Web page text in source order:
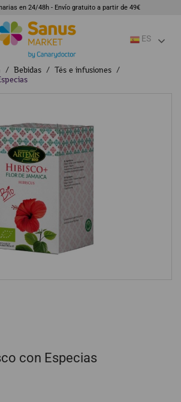
en 24/48h - Envío gratuito a partir de 49€
ES
Bebidas
Tés e infusiones
con Especias